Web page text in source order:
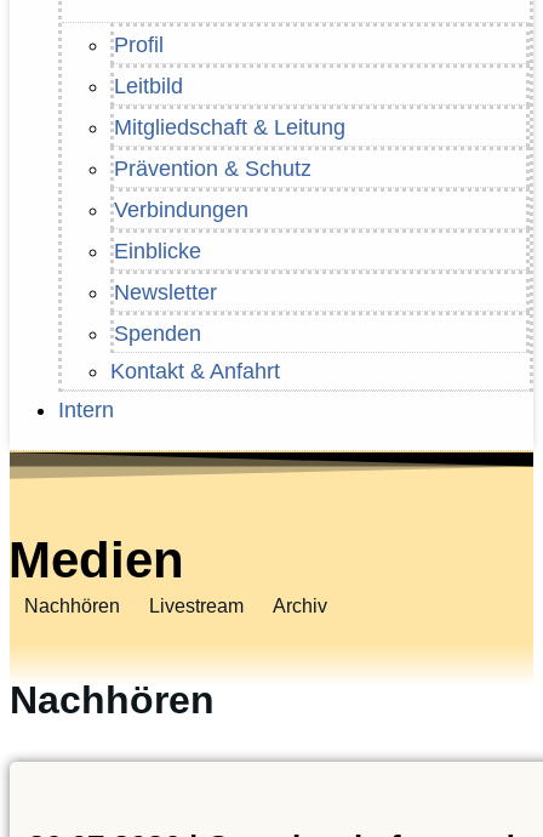
Profil
Leitbild
Mitgliedschaft & Leitung
Prävention & Schutz
Verbindungen
Einblicke
Newsletter
Spenden
Kontakt & Anfahrt
Intern
Medien
Nachhören Livestream Archiv
Nachhören